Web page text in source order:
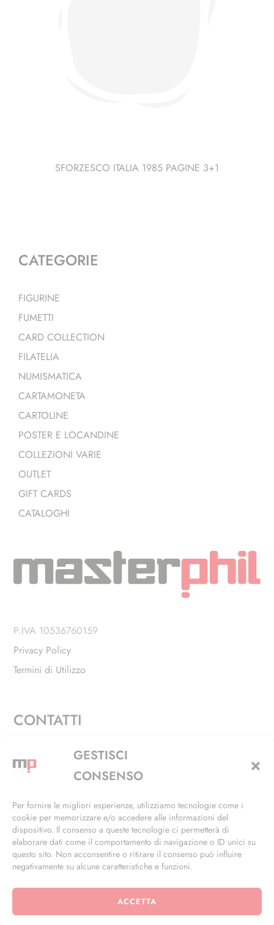
GESTISCI
CONSENSO
Per fornire le migliori esperienze, utilizziamo tecnologie come i
cookie per memorizzare e/o accedere alle informazioni del
dispositivo. Il consenso a queste tecnologie ci permetterà di
elaborare dati come il comportamento di navigazione o ID unici su
questo sito. Non acconsentire o ritirare il consenso può influire
negativamente su alcune caratteristiche e funzioni.
ACCETTA
SFORZESCO ITALIA 1985 PAGINE 3+1
CATEGORIE
FIGURINE
FUMETTI
CARD COLLECTION
FILATELIA
NUMISMATICA
CARTAMONETA
CARTOLINE
POSTER E LOCANDINE
COLLEZIONI VARIE
OUTLET
GIFT CARDS
CATALOGHI
P.IVA 10536760159
Privacy Policy
Termini di Utilizzo
CONTATTI
Via Alfieri, 27 - Trezzano Sul Naviglio (MI)
+39 02 4846 3155
info@masterphil.it